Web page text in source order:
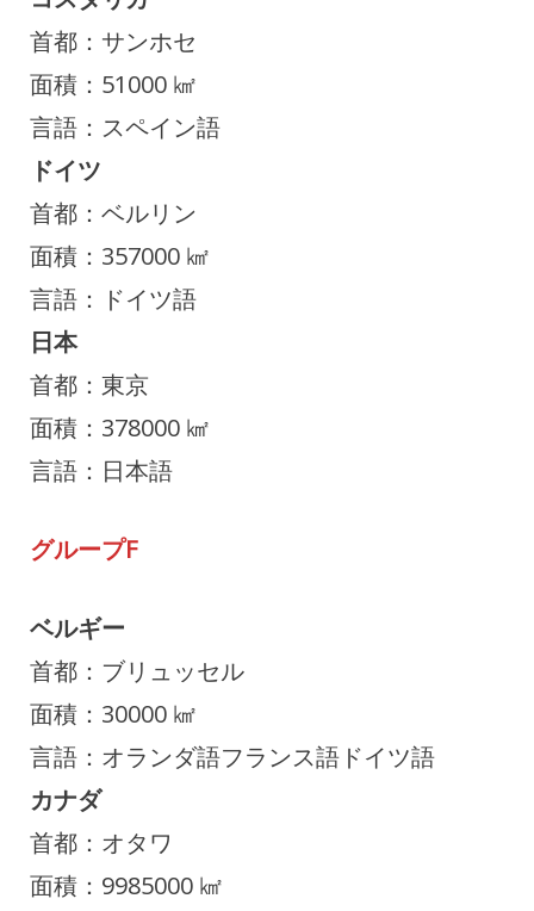
首都：サンホセ
面積：51000 ㎢
言語：スペイン語
ドイツ
首都：ベルリン
面積：357000 ㎢
言語：ドイツ語
日本
首都：東京
面積：378000 ㎢
言語：日本語
グループF
ベルギー
首都：ブリュッセル
面積：30000 ㎢
言語：オランダ語フランス語ドイツ語
カナダ
首都：オタワ
面積：9985000 ㎢